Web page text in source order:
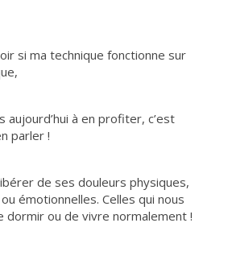
si ma technique fonctionne sur
aujourd’hui à en profiter, c’est
parler !
de ses douleurs physiques,
émotionnelles. Celles qui nous
dormir ou de vivre normalement !